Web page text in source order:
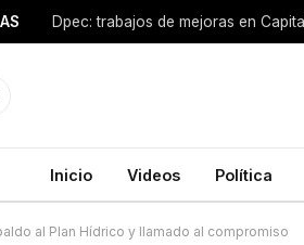
Dpec: trabajos de mejoras en
Inicio Videos Política
al Plan Hídrico y llamado al compromiso